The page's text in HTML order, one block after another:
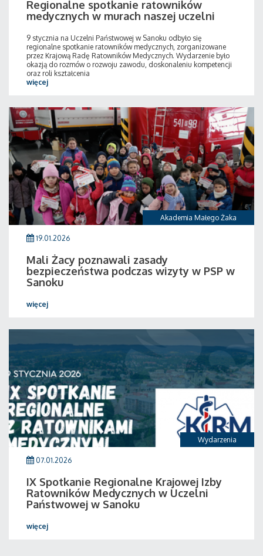
Regionalne spotkanie ratowników
medycznych w murach naszej uczelni
9 stycznia na Uczelni Państwowej w Sanoku odbyło się
regionalne spotkanie ratowników medycznych, zorganizowane
przez Krajową Radę Ratowników Medycznych. Wydarzenie było
okazją do rozmów o rozwoju zawodu, doskonaleniu kompetencji
oraz roli kształcenia
więcej
Akademia Małego Żaka
19.01.2026
Mali Żacy poznawali zasady
bezpieczeństwa podczas wizyty w PSP w
Sanoku
więcej
Wydarzenia
07.01.2026
IX Spotkanie Regionalne Krajowej Izby
Ratowników Medycznych w Uczelni
Państwowej w Sanoku
więcej